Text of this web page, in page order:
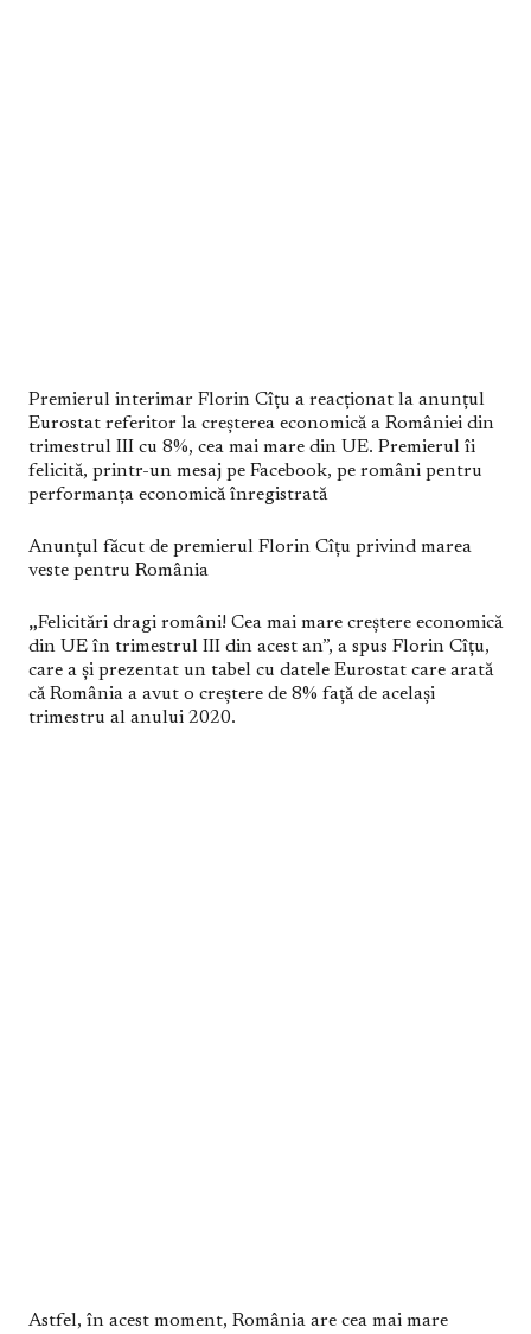
Premierul interimar Florin Cîțu a reacționat la anunțul
Eurostat referitor la creșterea economică a României din
trimestrul III cu 8%, cea mai mare din UE. Premierul îi
felicită, printr-un mesaj pe Facebook, pe români pentru
performanța economică înregistrată
Anunțul făcut de premierul Florin Cîțu privind marea
veste pentru România
„Felicitări dragi români! Cea mai mare creștere economică
din UE în trimestrul III din acest an”, a spus Florin Cîțu,
care a și prezentat un tabel cu datele Eurostat care arată
că România a avut o creștere de 8% față de același
trimestru al anului 2020.
Astfel, în acest moment, România are cea mai mare